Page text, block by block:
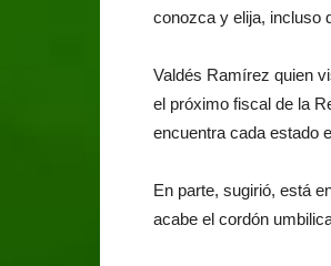
conozca y elija, incluso
Valdés Ramírez quien
el próximo fiscal de la
encuentra cada estado
En parte, sugirió, está
acabe el cordón